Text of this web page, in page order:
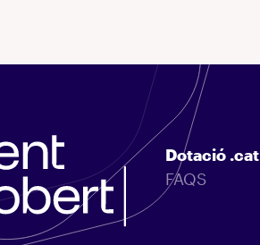
Dotació .cat
FAQS